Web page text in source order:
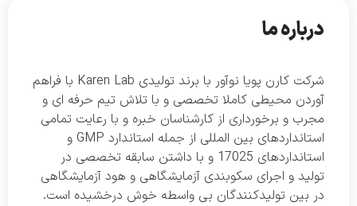
درباره ما
شرکت کارن پویا نوآور با برند تولیدی Karen Lab با فراهم
آوردن محیطی کاملا تخصصی و با تلاش تیم حرفه ای و
مجرب و برخورداری از کارشناسان خبره و با رعایت تمامی
استانداردهای بین المللی از جمله استاندارد GMP و
استانداردهای 17025 و با داشتن سابقه تخصصی در
تولید و اجرای سکوبندی آزمایشگاهی و هود آزمایشگاهی
در بین تولیدکنندگان بی واسطه خوش درخشیده است.